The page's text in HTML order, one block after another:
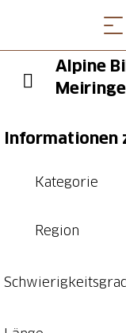
Alpine
Informationen
Kategorie
Region